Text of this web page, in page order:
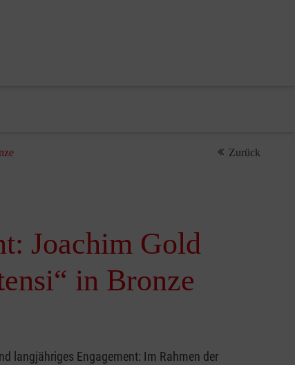
Zurück
Joachim Gold
in Bronze
langjähriges Engagement: Im Rahmen der